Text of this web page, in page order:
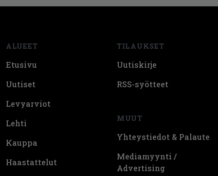
ALUEET
Etusivu
Uutiset
Levyarviot
Lehti
Kauppa
Haastattelut
TILAUKSET
Uutiskirje
RSS-syötteet
MUUT
Yhteystiedot & Palaute
Mediamyynti /
Advertising